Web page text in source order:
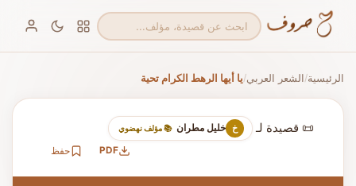
الرئيسية/الشعر العربي/يا أيها الرهط الكرام تحية
📜 قصيدة لـ خ خليل مطران 📚 مؤلف نهضوي
PDF حفظ